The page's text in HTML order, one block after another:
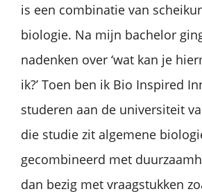
is een combinatie van
biologie. Na mijn bachelor
nadenken over ‘wat kan je
ik?’ Toen ben ik Bio Inspired
studeren aan de universiteit
die studie zit algemene
gecombineerd met
dan bezig met vraagstukken